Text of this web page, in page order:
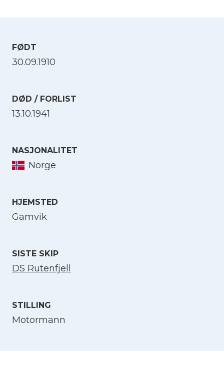
FØDT
30.09.1910
DØD / FORLIST
13.10.1941
NASJONALITET
Norge
HJEMSTED
Gamvik
SISTE SKIP
DS Rutenfjell
STILLING
Motormann
Velg språk
Norsk bokmål